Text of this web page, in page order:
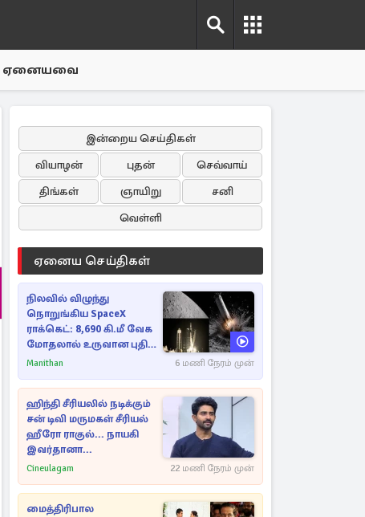
ஏனையவை
இன்றைய செய்திகள்
வியாழன்
புதன்
செவ்வாய்
திங்கள்
ஞாயிறு
சனி
வெள்ளி
ஏனைய செய்திகள்
நிலவில் விழுந்து
நொறுங்கிய SpaceX
ராக்கெட்: 8,690 கி.மீ வேக
மோதலால் உருவான புதிய
பள்ளம்!
Manithan 6 மணி நேரம் முன்
ஹிந்தி சீரியலில் நடிக்கும்
சன் டிவி மருமகள் சீரியல்
ஹீரோ ராகுல்... நாயகி
இவர்தானா...
Cineulagam 22 மணி நேரம் முன்
மைத்திரிபால